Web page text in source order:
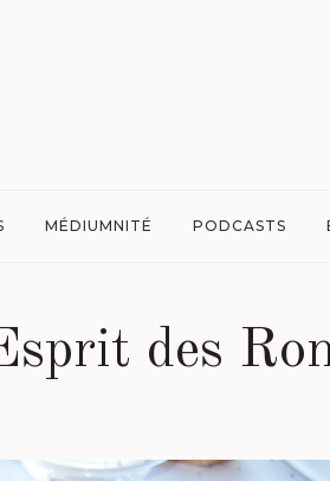
MÉDIUMNITÉ PODCASTS
des